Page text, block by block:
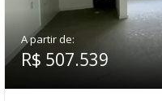
A partir de:
R$ 507.539